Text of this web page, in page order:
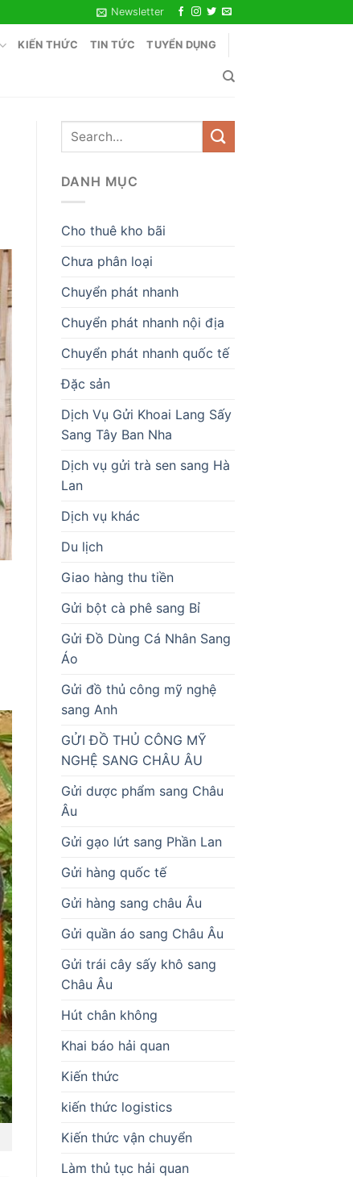
Newsletter
KIẾN THỨC TIN TỨC TUYỂN DỤNG
DANH MỤC
Cho thuê kho bãi
Chưa phân loại
Chuyển phát nhanh
Chuyển phát nhanh nội địa
Chuyển phát nhanh quốc tế
Đặc sản
Dịch Vụ Gửi Khoai Lang Sấy
Sang Tây Ban Nha
Dịch vụ gửi trà sen sang Hà
Lan
Dịch vụ khác
Du lịch
Giao hàng thu tiền
Gửi bột cà phê sang Bỉ
Gửi Đồ Dùng Cá Nhân Sang
Áo
Gửi đồ thủ công mỹ nghệ
sang Anh
GỬI ĐỒ THỦ CÔNG MỸ
NGHỆ SANG CHÂU ÂU
Gửi dược phẩm sang Châu
Âu
Gửi gạo lứt sang Phần Lan
Gửi hàng quốc tế
Gửi hàng sang châu Âu
Gửi quần áo sang Châu Âu
Gửi trái cây sấy khô sang
Châu Âu
Hút chân không
Khai báo hải quan
Kiến thức
kiến thức logistics
Kiến thức vận chuyển
Làm thủ tục hải quan